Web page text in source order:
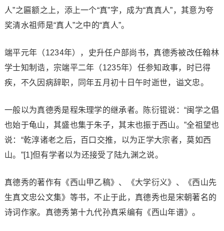
人”之匾额之上，添上一个“真”字，成为“真真人”，其意为夸
奖清水祖师是“真人”之中的“真人”。
端平元年（1234年），史升任户部尚书，真德秀被改任翰林
学士知制诰，宗端平二年（1235年）任参知政事，时已得
疾，不久因病辞职，同年五月初十日午时逝世，谥文忠。
一般以为真德秀是程朱理学的继承者。陈衍锟说：“闽学之倡
也始于龟山，其盛也集于朱子，其末也振于西山。”全祖望也
说：“乾淳诸老之后，百口交推，以为正学大宗者，莫如西
山。”[1]但有学者以为还接受了陆九渊之说。
真德秀的著作有《西山甲乙稿》、《大学衍义》、《西山先
生真文忠公文集》等书，不止于此，真德秀也是宋朝著名的
诗词作家。真德秀第十九代孙真采编有《西山年谱》。